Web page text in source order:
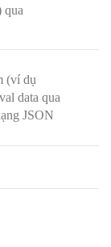
qua
(ví dụ
data qua
JSON